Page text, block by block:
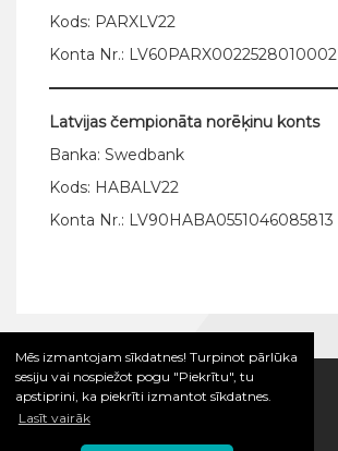
Mēs izmantojam sīkdatnes! Turpinot pārlūka
sesiju vai nospiežot pogu "Piekrītu", tu
apstiprini, ka piekrīti izmantot sīkdatnes.
Lasīt vairāk
Kods: PARXLV22
Konta Nr.: LV60PARX0022528010002
Latvijas čempionāta norēķinu konts
Banka: Swedbank
Kods: HABALV22
Konta Nr.: LV90HABA0551046085813